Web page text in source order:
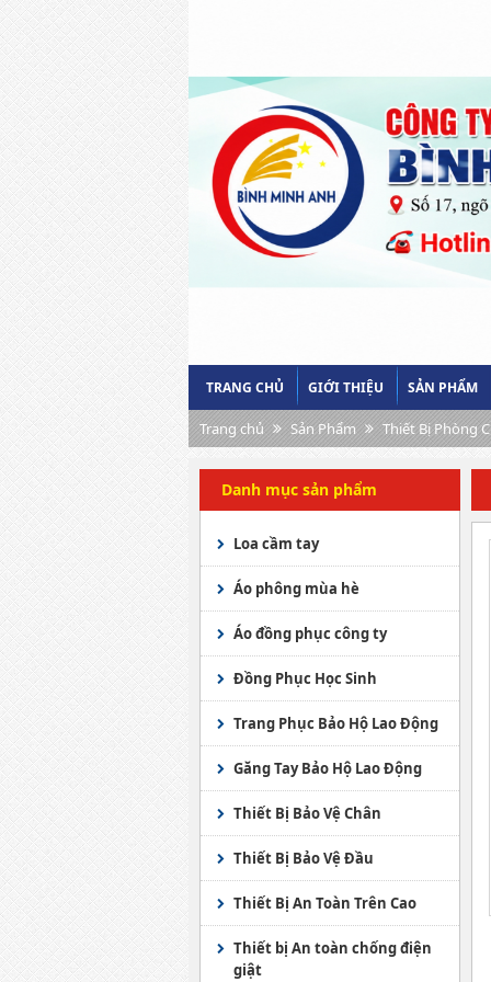
TRANG CHỦ GIỚI THIỆU SẢN PHẨM
Trang chủ Sản Phẩm Thiết Bị Phòng
Danh mục sản phẩm
Loa cầm tay
Áo phông mùa hè
Áo đồng phục công ty
Đồng Phục Học Sinh
Trang Phục Bảo Hộ Lao Động
Áo Ghile
Trang phục bảo vệ
Áo mưa các loại
Quần Áo Phòng Sạch -
Chống Tĩnh Điện
Áo Phao - Phao Cứu Sinh
Găng Tay Bảo Hộ Lao Động
Găng Tay JOGGER
Găng tay chống hóa chất
Găng tay y tế
Găng tay sợi
Thiết Bị Bảo Vệ Chân
Giầy bảo hộ KINGS
Ủng bảo hộ Việt Nam
Ủng bảo hộ nhập ngoại
Thiết Bị Bảo Vệ Đầu
Mũ an toàn Việt Nam
Mũ an toàn Hàn Quốc
Thiết Bị An Toàn Trên Cao
lưới an toàn
Thiết bị An toàn chống điện
giật